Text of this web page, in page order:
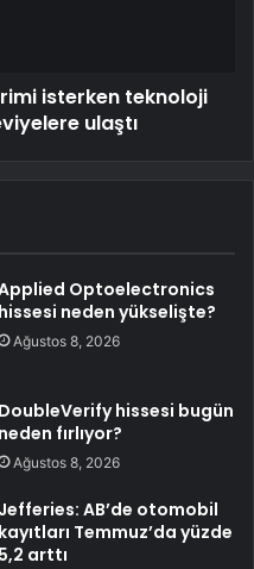
isterken teknoloji
ulaştı
Optoelectronics
hissesi neden yükselişte?
Ağustos 8, 2026
DoubleVerify hissesi bugün
neden fırlıyor?
Ağustos 8, 2026
Jefferies: AB’de otomobil
kayıtları Temmuz’da yüzde
5,2 arttı